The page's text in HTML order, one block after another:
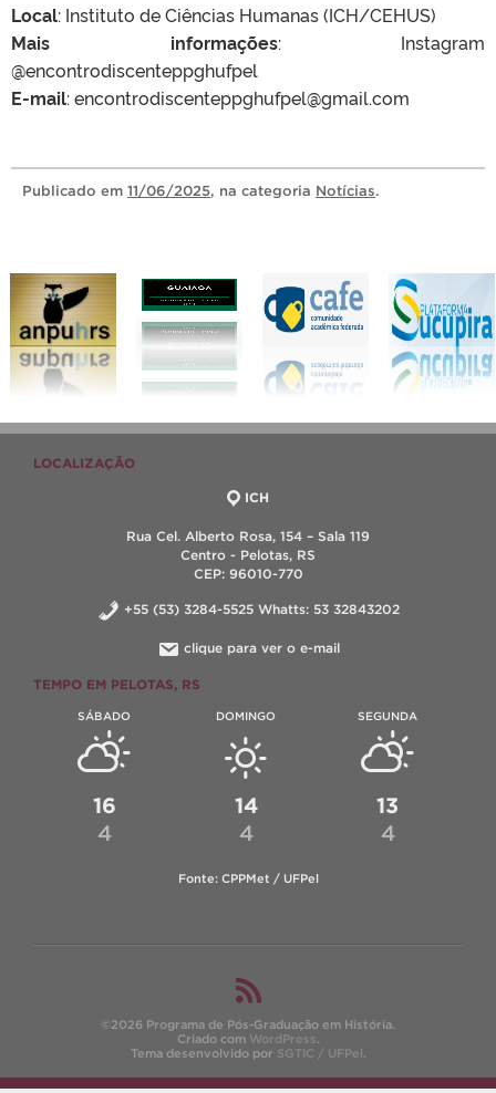
Local: Instituto de Ciências Humanas (ICH/CEHUS)
Mais informações: Instagram
@encontrodiscenteppghufpel
E-mail: encontrodiscenteppghufpel@gmail.com
Publicado em 11/06/2025, na categoria Notícias.
LOCALIZAÇÃO
ICH
Rua Cel. Alberto Rosa, 154 – Sala 119
Centro - Pelotas, RS
CEP: 96010-770
+55 (53) 3284-5525 Whatts: 53 32843202
clique para ver o e-mail
TEMPO EM PELOTAS, RS
SÁBADO
16
4
DOMINGO
14
4
SEGUNDA
13
4
Fonte: CPPMet / UFPel
©2026 Programa de Pós-Graduação em História.
Criado com WordPress.
Tema desenvolvido por SGTIC / UFPel .